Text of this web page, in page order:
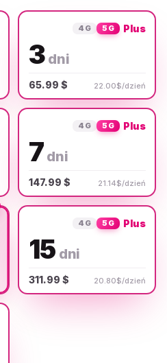
4G 5G Plus
3 dni
65.99 $ 22.00$/dzień
4G 5G Plus
7 dni
147.99 $ 21.14$/dzień
4G 5G Plus
15 dni
311.99 $ 20.80$/dzień